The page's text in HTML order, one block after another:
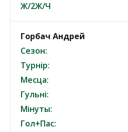
Ж/2Ж/Ч
Горбач Андрей
Сезон:
Турнір:
Месца:
Гульні:
Мінуты:
Гол+Пас: